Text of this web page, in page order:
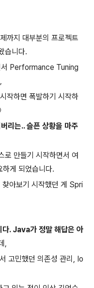
까지 대부분의 프로젝트
습니다.
서 Performance Tuning
작하면 폭발하기 시작하
리는.. 슬픈 상황을 마주
로 만들기 시작하면서 여
하게 되었습니다.
찾아보기 시작했던 게 Spri
. Java가 정말 해답은 아
,
고민했던 의존성 관리, Io